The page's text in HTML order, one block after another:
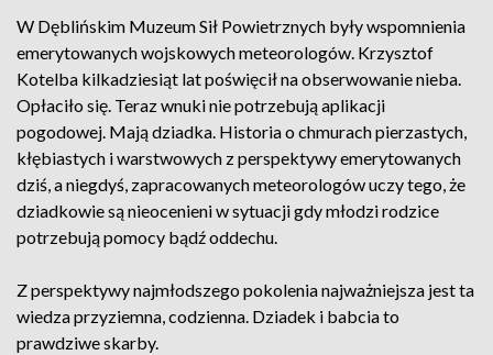
W Dęblińskim Muzeum Sił Powietrznych były wspomnienia
emerytowanych wojskowych meteorologów. Krzysztof
Kotelba kilkadziesiąt lat poświęcił na obserwowanie nieba.
Opłaciło się. Teraz wnuki nie potrzebują aplikacji
pogodowej. Mają dziadka. Historia o chmurach pierzastych,
kłębiastych i warstwowych z perspektywy emerytowanych
dziś, a niegdyś, zapracowanych meteorologów uczy tego, że
dziadkowie są nieocenieni w sytuacji gdy młodzi rodzice
potrzebują pomocy bądź oddechu.
Z perspektywy najmłodszego pokolenia najważniejsza jest ta
wiedza przyziemna, codzienna. Dziadek i babcia to
prawdziwe skarby.